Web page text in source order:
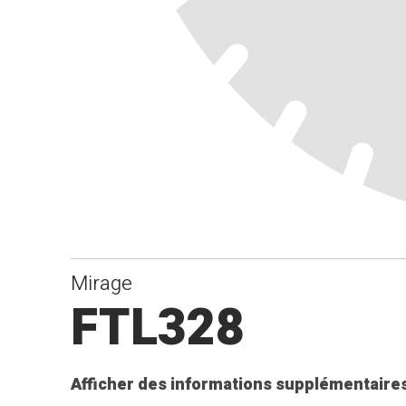
Mirage
FTL328
Afficher des informations